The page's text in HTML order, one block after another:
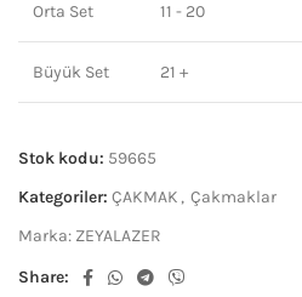
Orta Set 11 - 20
Büyük Set 21 +
Stok kodu: 59665
Kategoriler: ÇAKMAK , Çakmaklar
Marka: ZEYALAZER
Share: